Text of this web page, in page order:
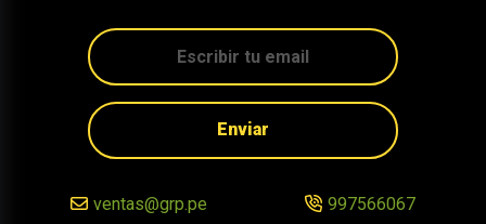
Enviar
ventas@grp.pe 997566067